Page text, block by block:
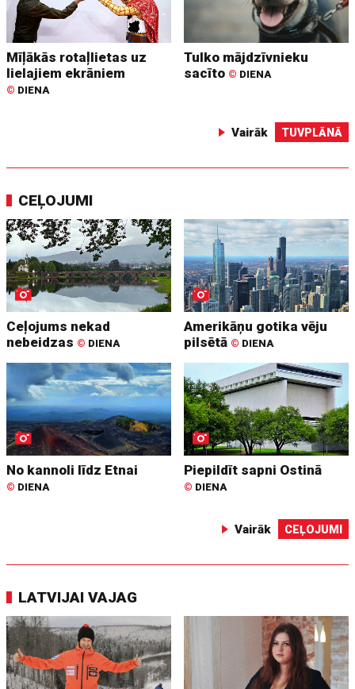
Mīļākās rotaļlietas uz
lielajiem ekrāniem
© DIENA
Tulko mājdzīvnieku
sacīto © DIENA
Vairāk TUVPLĀNĀ
CEĻOJUMI
Ceļojums nekad
nebeidzas © DIENA
Amerikāņu gotika vēju
pilsētā © DIENA
No kannoli līdz Etnai
© DIENA
Piepildīt sapni Ostinā
© DIENA
Vairāk CEĻOJUMI
LATVIJAI VAJAG